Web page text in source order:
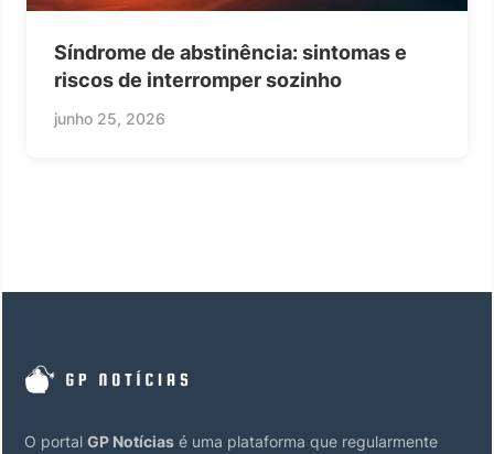
Síndrome de abstinência: sintomas e
riscos de interromper sozinho
junho 25, 2026
O portal GP Notícias é uma plataforma que regularmente